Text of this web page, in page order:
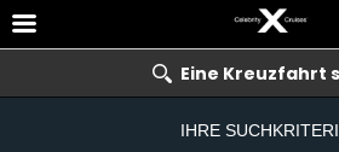
Eine Kreuzfahrt
IHRE